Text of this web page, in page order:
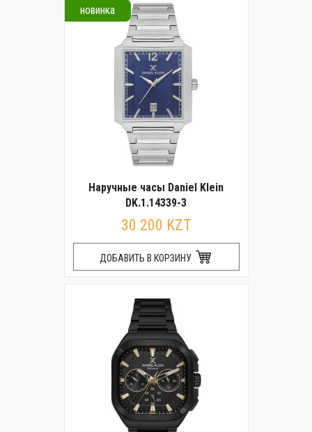
новинка
Наручные часы Daniel Klein
DK.1.14339-3
30 200 KZT
ДОБАВИТЬ В КОРЗИНУ